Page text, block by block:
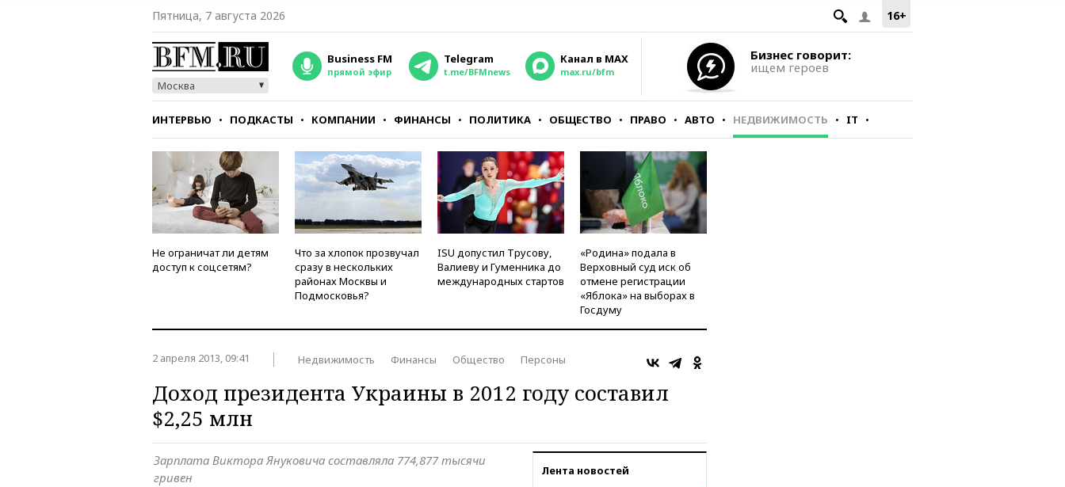
16+
Пятница, 7 августа 2026
Москва
Business FM
прямой эфир
Telegram
t.me/BFMnews
Канал в MAX
max.ru/bfm
Бизнес говорит:
ищем героев
ИНТЕРВЬЮ ПОДКАСТЫ КОМПАНИИ ФИНАНСЫ ПОЛИТИКА ОБЩЕСТВО ПРАВО АВТО НЕДВИЖИМОСТЬ IT
СТИЛЬ ТЕСТЫ
Не ограничат ли детям
доступ к соцсетям?
Что за хлопок прозвучал
сразу в нескольких
районах Москвы и
Подмосковья?
ISU допустил Трусову,
Валиеву и Гуменника до
международных стартов
«Родина» подала в
Верховный суд иск об
отмене регистрации
«Яблока» на выборах в
Госдуму
2 апреля 2013, 09:41 Недвижимость Финансы Общество Персоны
Доход президента Украины в 2012 году составил
$2,25 млн
Лента новостей
Зарплата Виктора Януковича составляла 774,877 тысячи
гривен